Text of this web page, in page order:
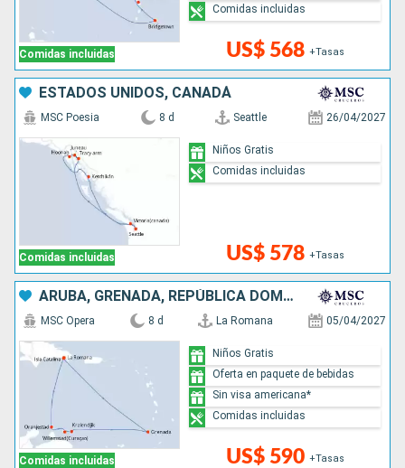
Comidas incluidas US$ 568 +Tasas
Comidas incluidas
ESTADOS UNIDOS, CANADÁ
Comidas incluidas
MSC Poesia 8 d Seattle 26/04/2027
US$ 578 +Tasas
Niños Gratis
Comidas incluidas
ARUBA, GRENADA, REPÚBLICA DOMINICANA
Comidas incluidas
MSC Opera 8 d La Romana 05/04/2027
US$ 590 +Tasas
Niños Gratis
Oferta en paquete de bebidas
Sin visa americana*
Comidas incluidas